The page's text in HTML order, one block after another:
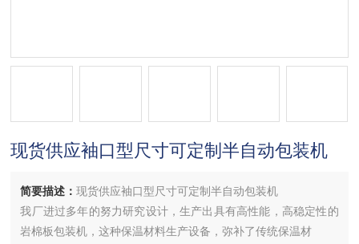
现货供应袖口型尺寸可定制半自动包装机
简要描述：现货供应袖口型尺寸可定制半自动包装机
我厂进过多年的努力研究设计，生产出具有高性能，高稳定性的
岩棉板包装机，这种保温材料生产设备，弥补了传统保温材